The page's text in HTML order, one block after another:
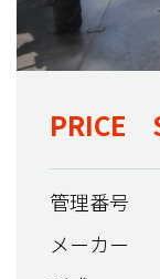
PRICE
管理番号
メーカー